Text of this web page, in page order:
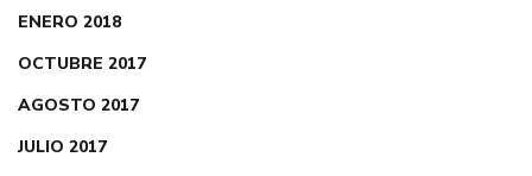
ENERO 2018
OCTUBRE 2017
AGOSTO 2017
JULIO 2017